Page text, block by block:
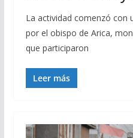
La actividad comenzó con
por el obispo de Arica,
que participaron
Leer más